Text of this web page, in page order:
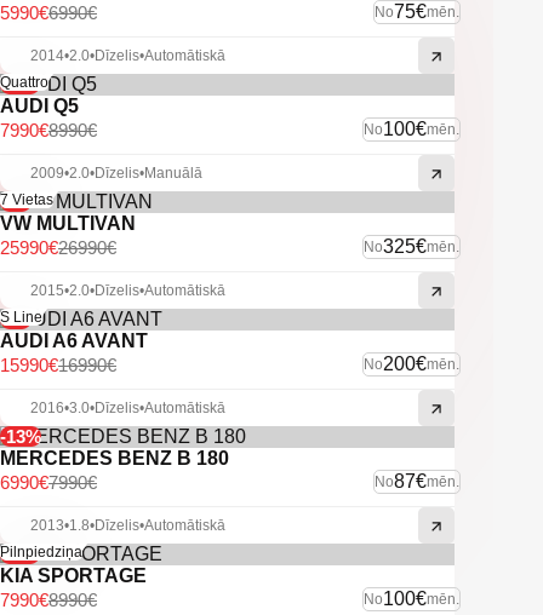
No75€mēn.
6990€
5990€
2014•2.0•Dīzelis•Automātiskā
-11%
Quattro
AUDI Q5
No100€mēn.
8990€
7990€
2009•2.0•Dīzelis•Manuālā
-4%
7 Vietas
VW MULTIVAN
No325€mēn.
26990€
25990€
2015•2.0•Dīzelis•Automātiskā
-6%
S Line
AUDI A6 AVANT
No200€mēn.
16990€
15990€
2016•3.0•Dīzelis•Automātiskā
-13%
MERCEDES BENZ B 180
No87€mēn.
7990€
6990€
2013•1.8•Dīzelis•Automātiskā
-11%
Pilnpiedziņa
KIA SPORTAGE
No100€mēn.
8990€
7990€